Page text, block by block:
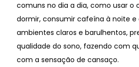
comuns no dia a dia, como usar o
dormir, consumir cafeína à noite e
ambientes claros e barulhentos,
qualidade do sono, fazendo com
com a sensação de cansaço.